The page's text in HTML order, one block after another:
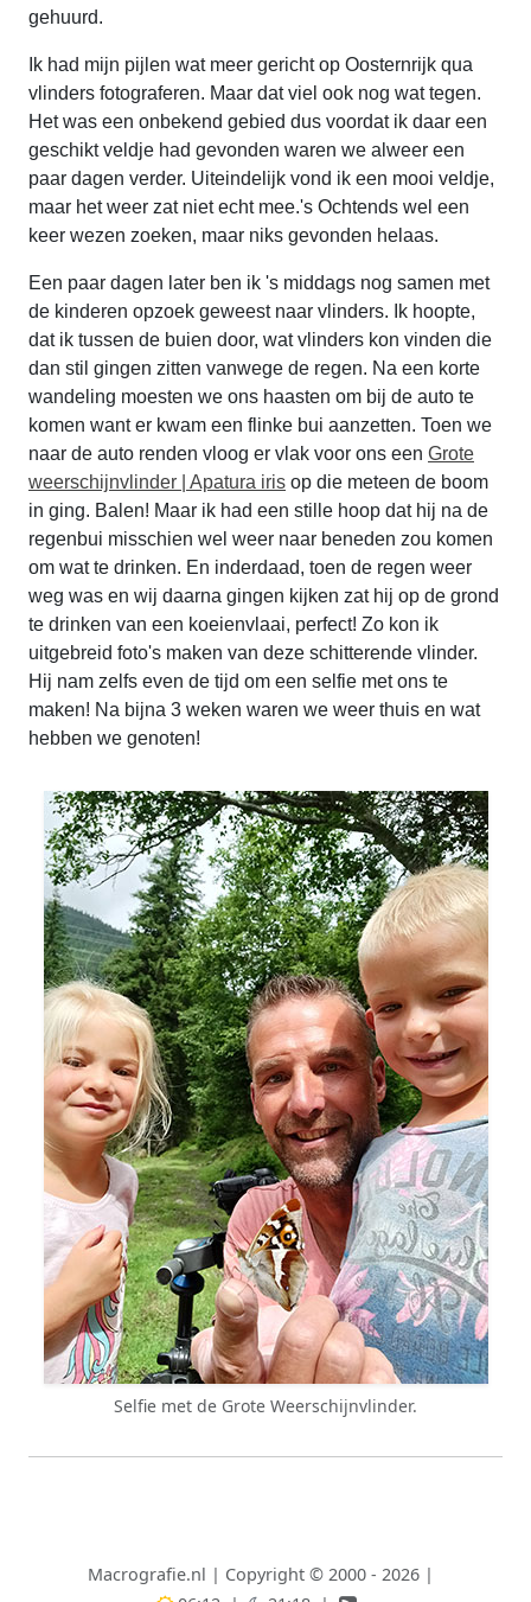
gehuurd.
Ik had mijn pijlen wat meer gericht op Oosternrijk qua
vlinders fotograferen. Maar dat viel ook nog wat tegen.
Het was een onbekend gebied dus voordat ik daar een
geschikt veldje had gevonden waren we alweer een
paar dagen verder. Uiteindelijk vond ik een mooi veldje,
maar het weer zat niet echt mee.'s Ochtends wel een
keer wezen zoeken, maar niks gevonden helaas.
Een paar dagen later ben ik 's middags nog samen met
de kinderen opzoek geweest naar vlinders. Ik hoopte,
dat ik tussen de buien door, wat vlinders kon vinden die
dan stil gingen zitten vanwege de regen. Na een korte
wandeling moesten we ons haasten om bij de auto te
komen want er kwam een flinke bui aanzetten. Toen we
naar de auto renden vloog er vlak voor ons een Grote
weerschijnvlinder | Apatura iris op die meteen de boom
in ging. Balen! Maar ik had een stille hoop dat hij na de
regenbui misschien wel weer naar beneden zou komen
om wat te drinken. En inderdaad, toen de regen weer
weg was en wij daarna gingen kijken zat hij op de grond
te drinken van een koeienvlaai, perfect! Zo kon ik
uitgebreid foto's maken van deze schitterende vlinder.
Hij nam zelfs even de tijd om een selfie met ons te
maken! Na bijna 3 weken waren we weer thuis en wat
hebben we genoten!
Selfie met de Grote Weerschijnvlinder.
Macrografie.nl | Copyright © 2000 - 2026 |